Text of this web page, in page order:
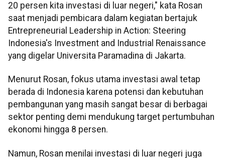
20 persen kita investasi di luar negeri," kata Rosan
saat menjadi pembicara dalam kegiatan bertajuk
Entrepreneurial Leadership in Action: Steering
Indonesia's Investment and Industrial Renaissance
yang digelar Universita Paramadina di Jakarta.
Menurut Rosan, fokus utama investasi awal tetap
berada di Indonesia karena potensi dan kebutuhan
pembangunan yang masih sangat besar di berbagai
sektor penting demi mendukung target pertumbuhan
ekonomi hingga 8 persen.
Namun, Rosan menilai investasi di luar negeri juga